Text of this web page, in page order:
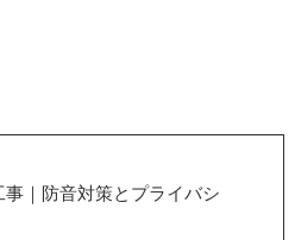
｜防音対策とプライバシ